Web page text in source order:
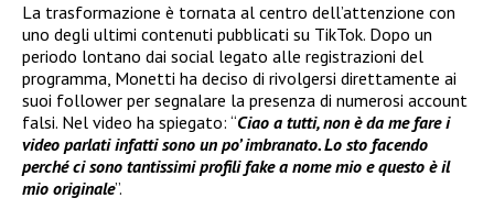
La trasformazione è tornata al centro dell’attenzione con
uno degli ultimi contenuti pubblicati su TikTok. Dopo un
periodo lontano dai social legato alle registrazioni del
programma, Monetti ha deciso di rivolgersi direttamente ai
suoi follower per segnalare la presenza di numerosi account
falsi. Nel video ha spiegato: “Ciao a tutti, non è da me fare i
video parlati infatti sono un po’ imbranato. Lo sto facendo
perché ci sono tantissimi profili fake a nome mio e questo è il
mio originale”.